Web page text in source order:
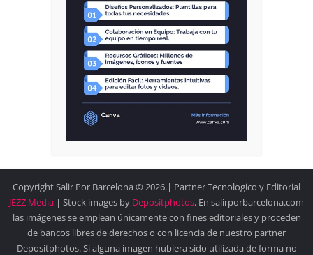
Copyright Salir Por Barcelona © 2026.| Partner Tecnologico y Editorial
JEZZ Media | Stock images by Depositphotos. En salirporbarcelona.com
las imágenes se emplean únicamente con fines editoriales y proceden
de bancos libres de derechos o con licencia de nuestro partner
Depositphotos. Si alguna imagen hubiera sido utilizada de forma no